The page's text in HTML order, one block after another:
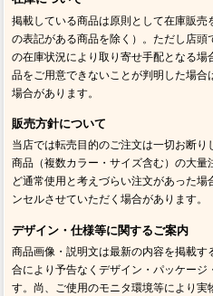
掲載している商品は原則として在庫販
の表記がある商品を除く）。ただし店
の在庫状況により取り寄せ手配となる
品をご用意できないことが判明した場合
場合があります。
販売方針について
当店では転売目的のご注文は一切お断
商品（複数カラー・サイズ含む）の大
ど通常使用と考えづらい注文があった
ンセルさせていただく場合があります。
デザイン・仕様等に関するご案内
商品画像・説明文は最新の内容を掲載
合により予告なくデザイン・パッケージ
す。尚、ご使用のモニタ環境等により